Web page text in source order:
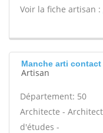
Voir la fiche artisan :
Manche arti
Artisan
Département: 50
Architecte -
d'études -